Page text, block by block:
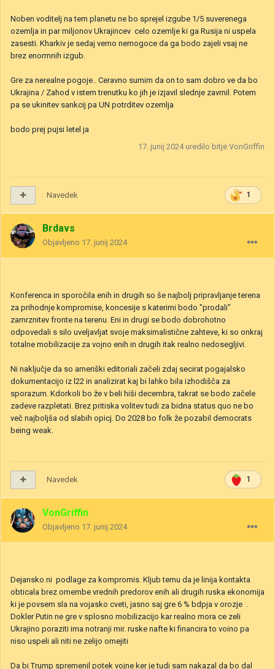
Noben voditelj na tem planetu ne bo sprejel izgube 1/5 suverenega
ozemlja in par miljonov Ukrajincev celo ozemlje ki ga Rusija ni uspela
zasesti. Kharkiv je sedaj vemo nemogoce da ga bodo zajeli vsaj ne
brez enormnih izgub.
Gre za nerealne pogoje.. Ceravno sumim da on to sam dobro ve da bo
Ukrajina / Zahod v istem trenutku ko jih je izjavil slednje zavrnil. Potem
pa se ukinitev sankcij pa UN potrditev ozemlja
bodo prej pujsi letel ja
17. junij 2024uredilo bitje VonGriffin
1
Navedek
Brdavs
Objavljeno 17. junij 2024
Konferenca in sporočila enih in drugih so še najbolj pripravljanje terena
za prihodnje kompromise, koncesije s katerimi bodo "prodali"
zamrznitev fronte na terenu. Eni in drugi se bodo dobrohotno
odpovedali s silo uveljavljat svoje maksimalistične zahteve, ki so onkraj
totalne mobilizacije za vojno enih in drugih itak realno nedosegljivi.
Ni naključje da so ameriški editoriali začeli zdaj secirat pogajalsko
dokumentacijo iz l22 in analizirat kaj bi lahko bila izhodišča za
sporazum. Kdorkoli bo že v beli hiši decembra, takrat se bodo začele
zadeve razpletati. Brez pritiska volitev tudi za bidna status quo ne bo
več najboljša od slabih opicj. Do 2028 bo folk že pozabil democrats
being weak.
1
Navedek
VonGriffin
Objavljeno 17. junij 2024
Dejansko ni podlage za kompromis. Kljub temu da je linija kontakta
obticala brez omembe vrednih predorov enih ali drugih ruska ekonomija
ki je povsem sla na vojasko cveti, jasno saj gre 6 % bdpja v orozje .
Dokler Putin ne gre v splosno mobilizacijo kar realno mora ce zeli
Ukrajino poraziti ima notranji mir. ruske nafte ki financira to voino pa
niso uspeli ali niti ne zelijo omejiti
Da bi Trump spremenil potek vojne ker je tudi sam nakazal da bo dal